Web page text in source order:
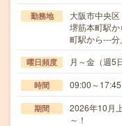
勤務地
大阪市中央区
堺筋本町駅
町駅から---
曜日頻度 月～金（週5
時間 09:00～
期間
2026年10月
～！